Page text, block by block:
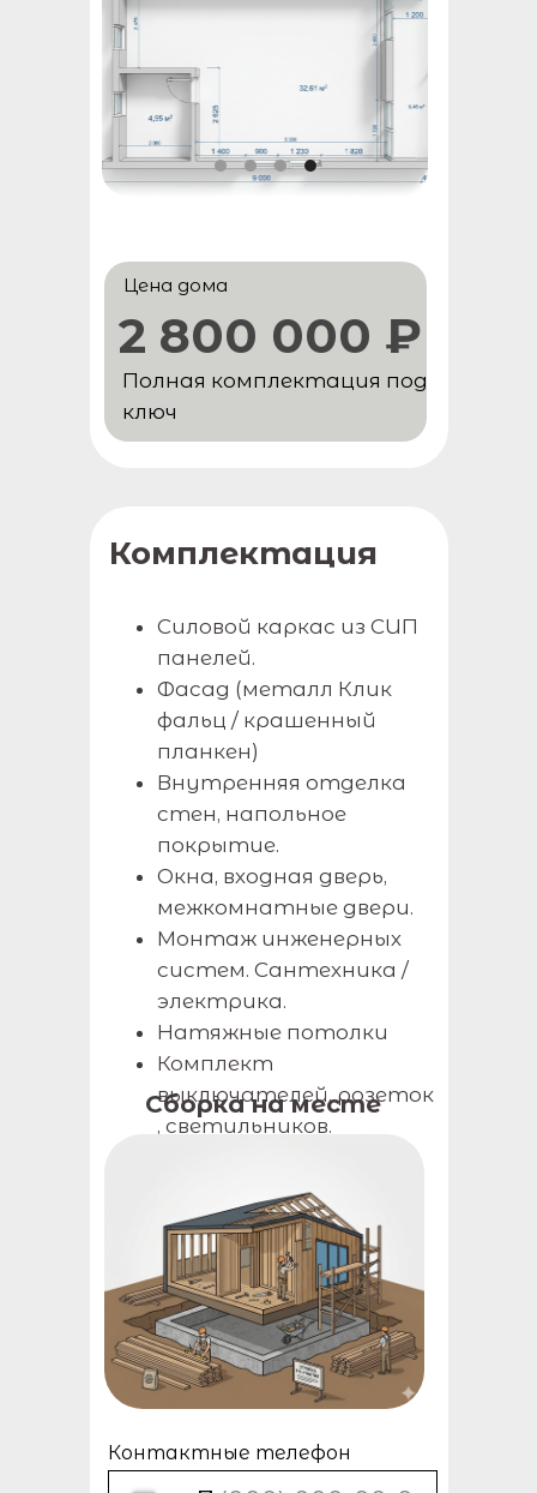
2 800 000 ₽
Полная комплектация под
ключ
Цена дома
Силовой каркас из СИП
панелей.
Фасад (металл Клик
фальц / крашенный
планкен)
Внутренняя отделка
стен, напольное
покрытие.
Окна, входная дверь,
межкомнатные двери.
Монтаж инженерных
систем. Сантехника /
электрика.
Натяжные потолки
Комплект
выключателей, розеток
, светильников.
Комплектация
Сборка на месте
Контактные телефон